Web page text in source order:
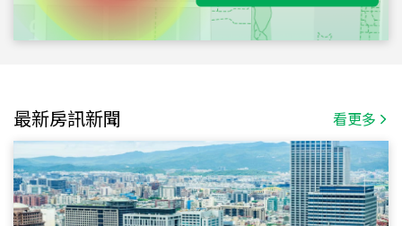
最新房訊新聞 看更多